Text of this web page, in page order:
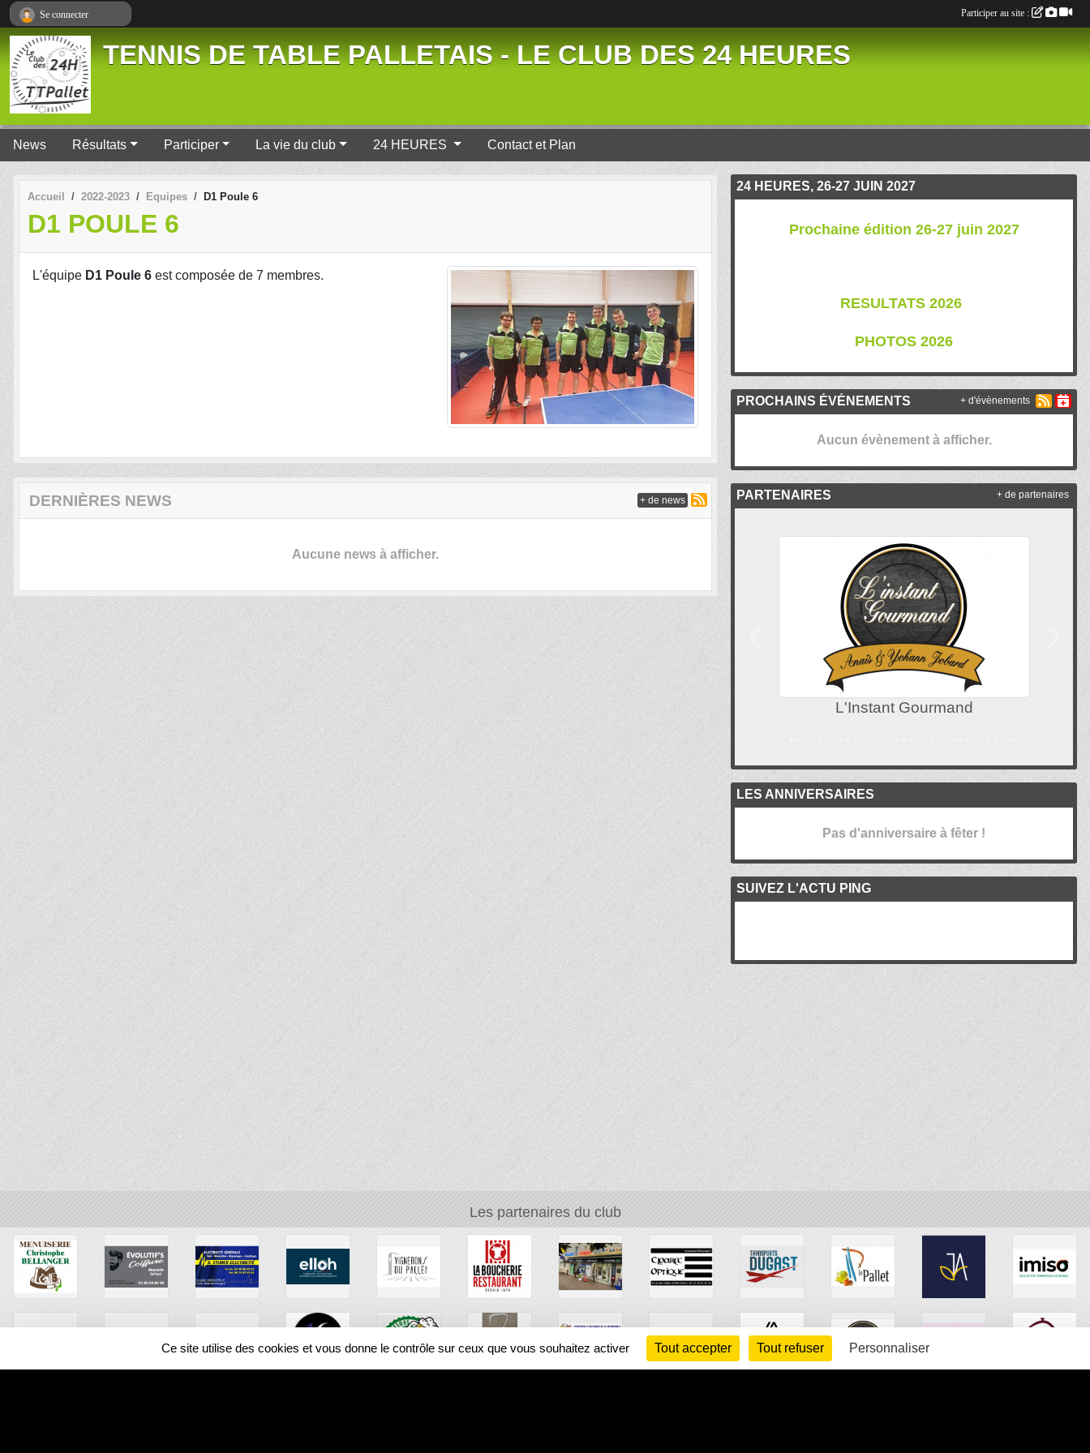
TENNIS DE TABLE PALLETAIS - LE CLUB DES 24 HEURES
News Résultats Participer La vie du club 24 HEURES Contact et Plan
Accueil 2022-2023 Equipes D1 Poule 6
D1 POULE 6
L'équipe D1 Poule 6 est composée de 7 membres.
DERNIÈRES NEWS
Aucune news à afficher.
+ de news
24 HEURES, 26-27 JUIN 2027
Prochaine édition 26-27 juin 2027
RESULTATS 2026
PHOTOS 2026
PROCHAINS ÉVÉNEMENTS
Aucun évènement à afficher.
+ d'évènements
PARTENAIRES
L'Instant Gourmand
+ de partenaires
LES ANNIVERSAIRES
Pas d'anniversaire à fêter !
SUIVEZ L'ACTU PING
Les partenaires du club
Se connecter Participer au site :
Panneau de gestion des cookies
Ce site utilise des cookies et vous donne le contrôle sur ceux que vous souhaitez activer Tout accepter Tout refuser Personnaliser